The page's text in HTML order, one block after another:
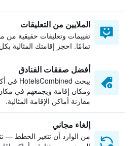
الملايين من التعليقات
تقييمات وتعليقات حقيقية من
تمامًا. احجز إقامتك المثالية
أفضل صفقات الفنادق
ومكان إقامة ويجمعهم في
مقارنة أماكن الإقامة المثالية.
إلغاء مجاني
من الوارد أن تتغير الخطط —